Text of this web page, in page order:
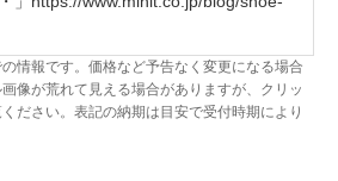
情報です。価格など予告なく変更になる場合
像が荒れて見える場合がありますが、クリッ
ださい。表記の納期は目安で受付時期により